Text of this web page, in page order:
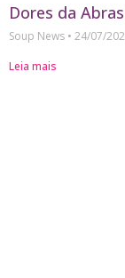
Dores da
Soup News
24/07/
Leia mais